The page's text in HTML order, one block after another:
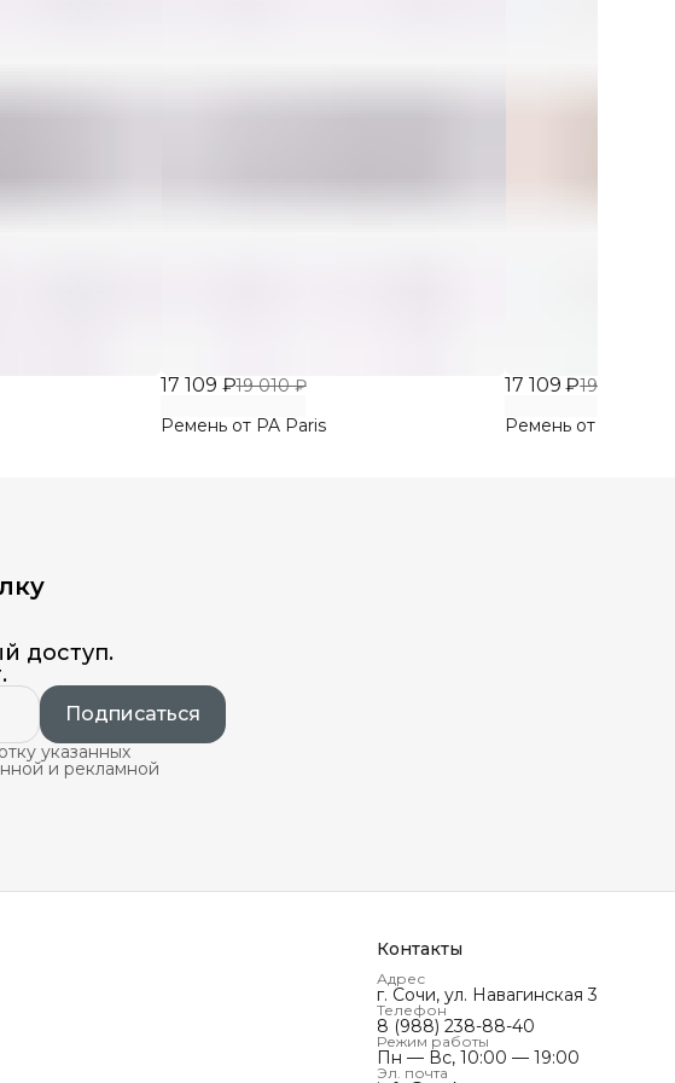
17 109 ₽19 010 ₽
Ремень от PA Paris
17 109 ₽19 010 ₽
Ремень от PA Paris
доступ.
Подписаться
указанных
и рекламной
Контакты
Адрес
г. Сочи, ул. Навагинская 3
Телефон
8 (988) 238-88-40
Режим работы
Пн — Вс, 10:00 — 19:00
Эл. почта